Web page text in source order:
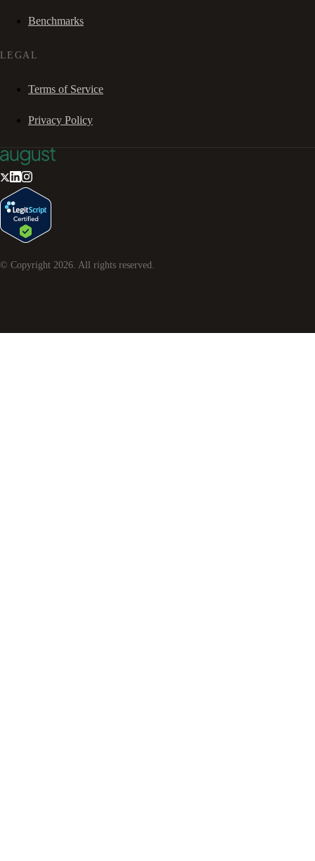
Benchmarks
LEGAL
Terms of Service
Privacy Policy
© Copyright 2026. All rights reserved.